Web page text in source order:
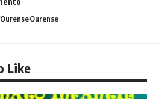
OurenseOurense
Like